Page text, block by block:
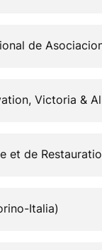
de
Victoria &
et de
Italia)